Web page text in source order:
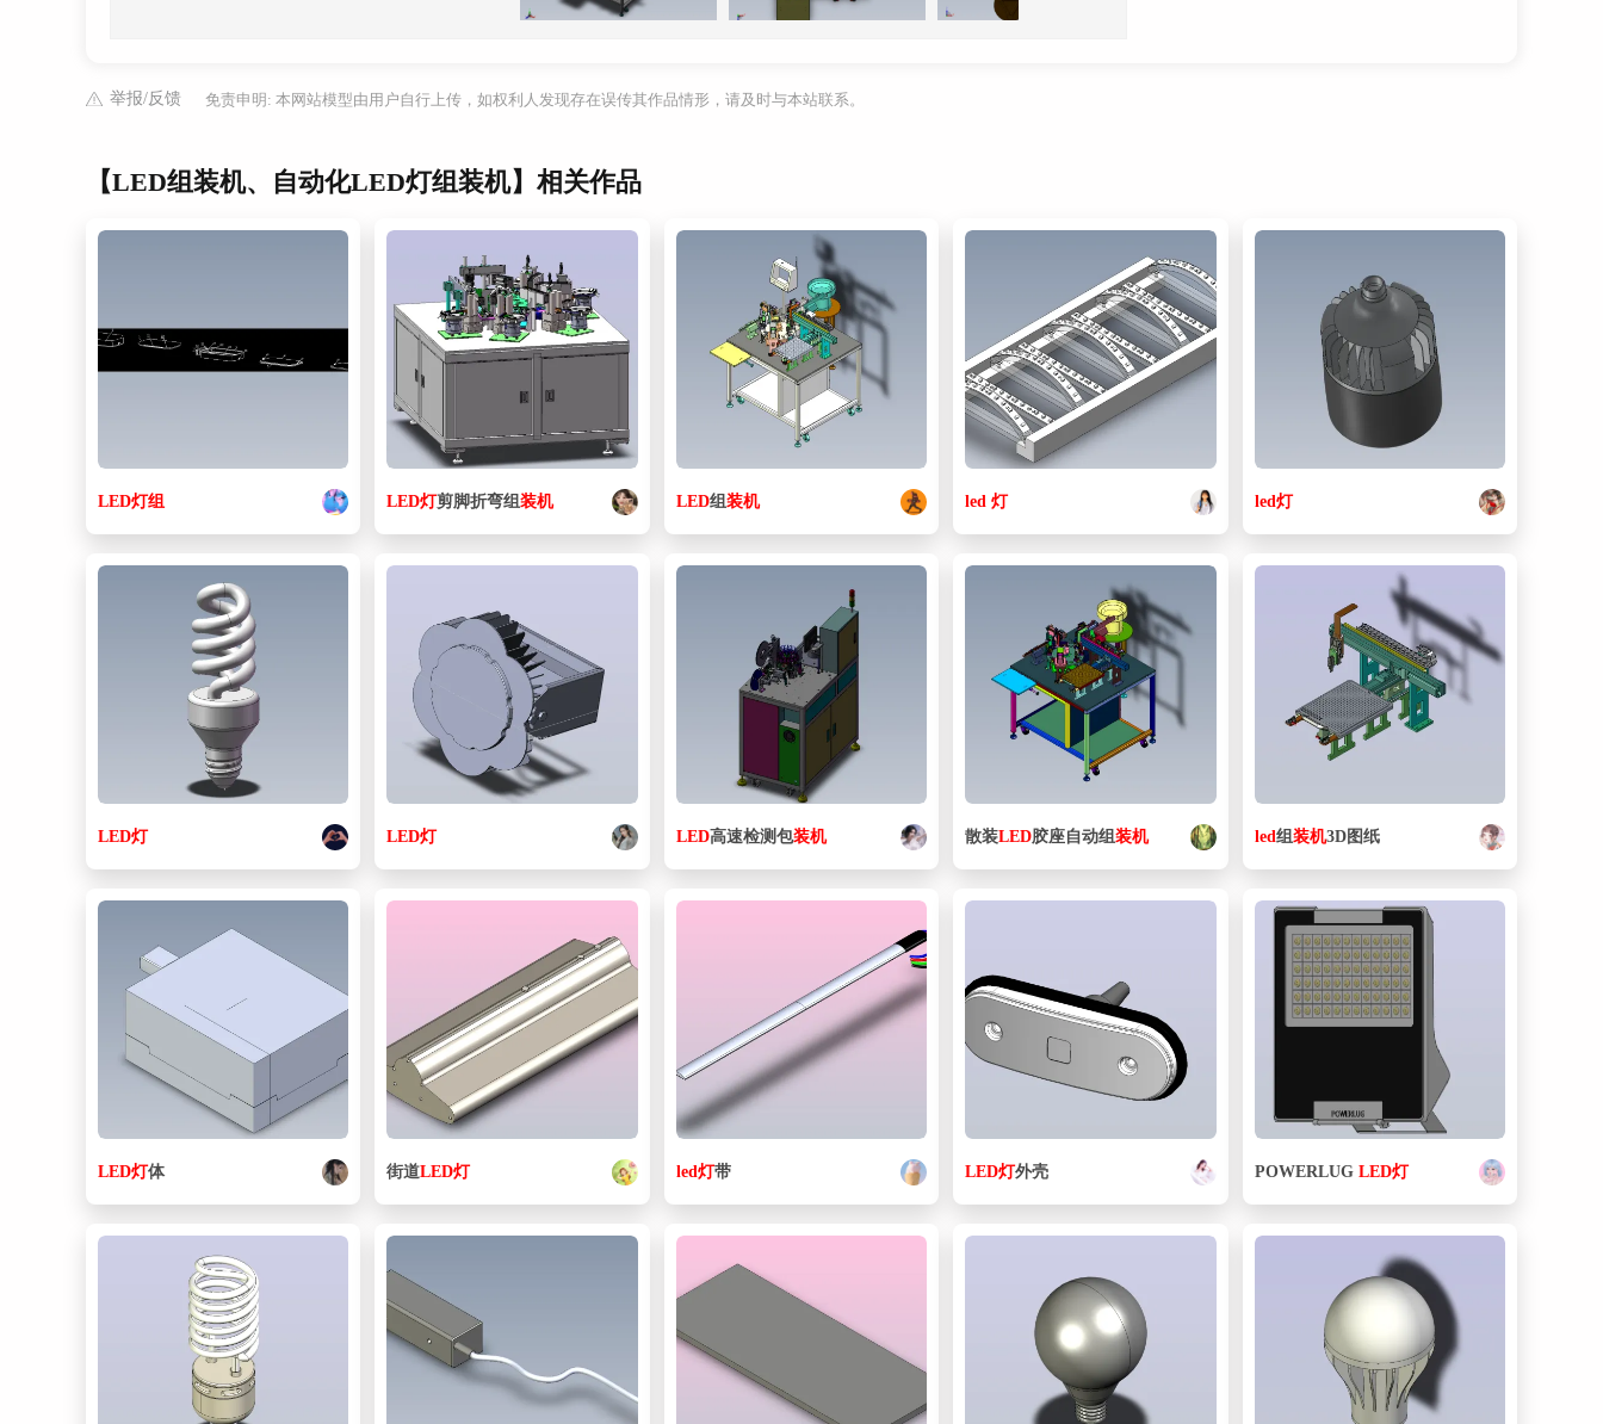
16. 1.SLDASM 7.15 MB
17. 18#针.sldprt
18. 1_1.sldprt
19. 2_1.sldprt
22. 8DT.sldprt 978 KB
24. CDQ2A12-20DM-F7NVL0.sldprt
25. CDQ2B40-5D-M9PVL.sldprt 108 KB
26. CDQSB16-25D-A96VL(0).sldprt 98 KB
27. CDU20-30D-A93L (0).sldprt
28. CRB1BW10-90S (0).sldprt
29. CY3RG15-100-A93L(0).sldprt 89 KB
30. CY3RG15-110-A96L(0).sldprt 88.5 KB
32. KQV06-M5.sldprt
33. KSHA4x4-BD-12-20-L_br.sldprt
34. KSHA4x4-BD-12-20-L_sa.sldprt
35. KSHA5x5-E-16-10-R_br.sldprt
36. KSHA5x5-E-16-10-R_sa.sldprt
37. KSHA5x5-E-16-30-R_sa.sldprt 115 KB
38. LED.sldprt 59 KB
举报/反馈 免责申明: 本网站模型由用户自行上传，如权利人发现存在误传其作品情形，请及时与本站联系。
【LED组装机、自动化LED灯组装机】相关作品
LED灯组 LED灯剪脚折弯组装机 LED组 装机 led 灯 led灯
LED灯 LED灯 LED高速检测包装机 散装LED胶座自动组装机 led组 装机3D图纸
LED灯体 街道LED灯 led灯带 LED灯外壳 POWERLUG LED灯